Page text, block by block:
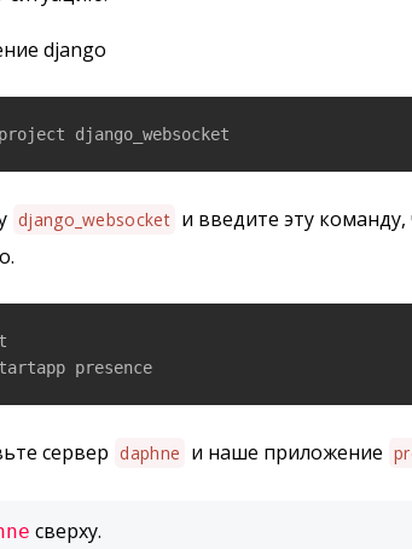
django
django_websocket
django_websocket и введите эту
presence
сервер daphne и наше приложение
сверху.